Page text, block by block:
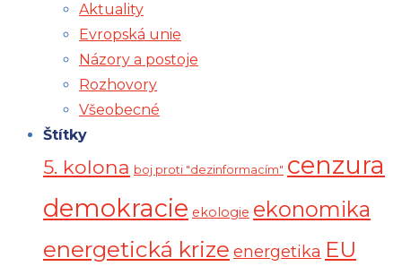
Aktuality
Evropská unie
Názory a postoje
Rozhovory
Všeobecné
Štítky
5. kolona boj proti "dezinformacím" cenzura
demokracie ekologie ekonomika
energetická krize energetika EU